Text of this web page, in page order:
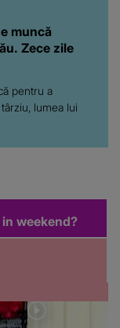
muncă
Zece zile
pentru a
lumea lui
weekend?